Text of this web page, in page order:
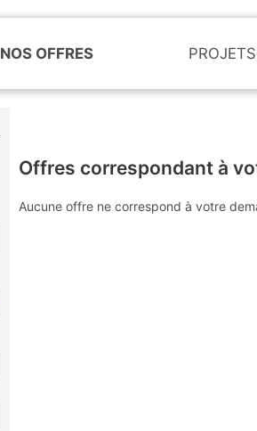
NOS OFFRES PROJETS
Offres correspondant à
Aucune offre ne correspond à votre